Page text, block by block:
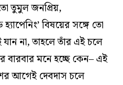
তুমুল জনপ্রিয়,
হ্যাপেনিং’ বিষয়ের সঙ্গে তো
না, তাহলে তাঁর এই চলে
বারবার মনে হচ্ছে কেন– এই
আগেই দেবদাস চলে